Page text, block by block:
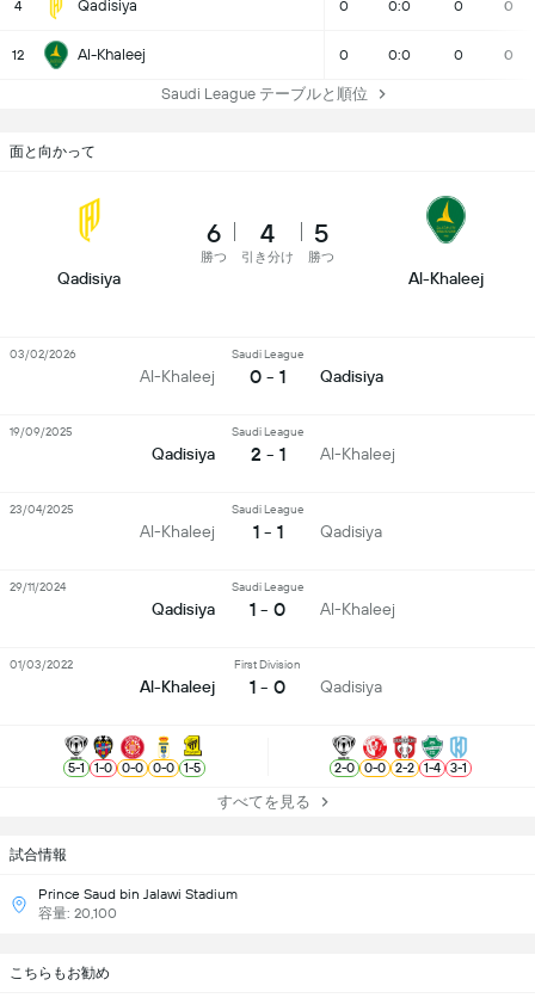
4 Qadisiya 0 0:0 0 0
12 Al-Khaleej 0 0:0 0 0
Saudi League テーブルと順位
試合情報
Prince Saud bin Jalawi Stadium
容量: 20,100
面と向かって
Qadisiya
6
勝つ
4
引き分け
5
勝つ
Al-Khaleej
Al-Khaleej
Saudi League
0 - 1 Qadisiya
03/02/2026
Qadisiya
Saudi League
2 - 1 Al-Khaleej
19/09/2025
Al-Khaleej
Saudi League
1 - 1 Qadisiya
23/04/2025
Qadisiya
Saudi League
1 - 0 Al-Khaleej
29/11/2024
Al-Khaleej
First Division
1 - 0 Qadisiya
01/03/2022
5-1 1-0 0-0 0-0 1-5 2-0 0-0 2-2 1-4 3-1
すべてを見る
こちらもお勧め